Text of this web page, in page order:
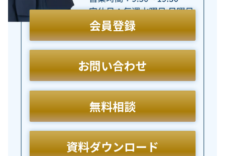
会員登録
お問い合わせ
無料相談
資料ダウンロード